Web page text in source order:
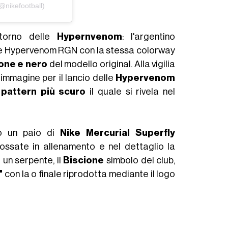
delle Hypernvenom: l'argentino
RGN con la stessa colorway
e nero del modello original. Alla vigilia
per il lancio delle Hypervenom
pattern più scuro il quale si rivela nel
un paio di
Nike Mercurial Superfly
in allenamento e nel dettaglio la
serpente, il
Biscione simbolo del club,
con la o finale riprodotta mediante il logo